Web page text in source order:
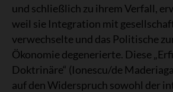
und schließlich zu ihrem Verfall,
weil sie Integration mit
verwechselte und das Politische
Ökonomie degenerierte. Diese
Doktrinäre“ (Ionescu/de
auf den Widerspruch sowohl der